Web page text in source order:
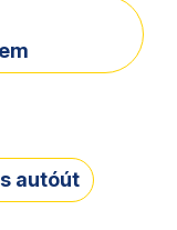
autóút